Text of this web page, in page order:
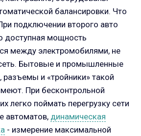
балансировки. Что
подключении второго авто
доступная мощность
между электромобилями, не
Бытовые и промышленные
разъемы и «тройники» такой
При бесконтрольной
легко поймать перегрузку сети
автоматов, динамическая
- измерение максимальной